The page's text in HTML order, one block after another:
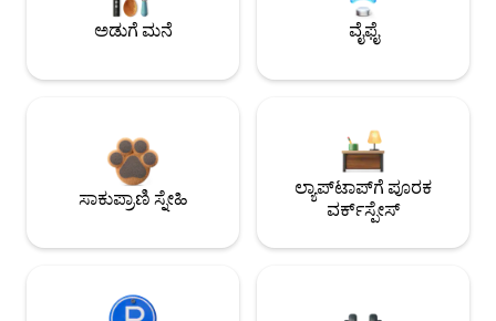
ಅಡುಗೆ ಮನೆ ವೈಫೈ
ಸಾಕುಪ್ರಾಣಿ ಸ್ನೇಹಿ
ಲ್ಯಾಪ್‌ಟಾಪ್‌ಗೆ ಪೂರಕ
ವರ್ಕ್‌ಸ್ಪೇಸ್